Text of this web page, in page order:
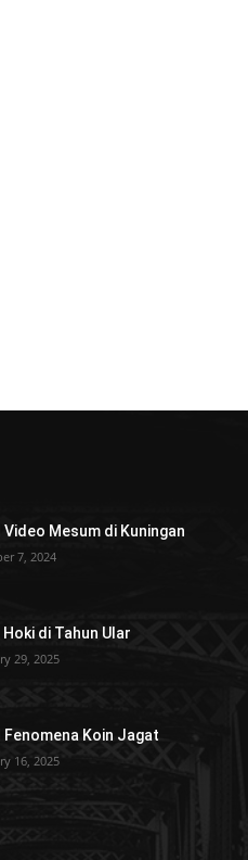
Video Mesum di Kuningan
7, 2024
Hoki di Tahun Ular
29, 2025
Fenomena Koin Jagat
16, 2025